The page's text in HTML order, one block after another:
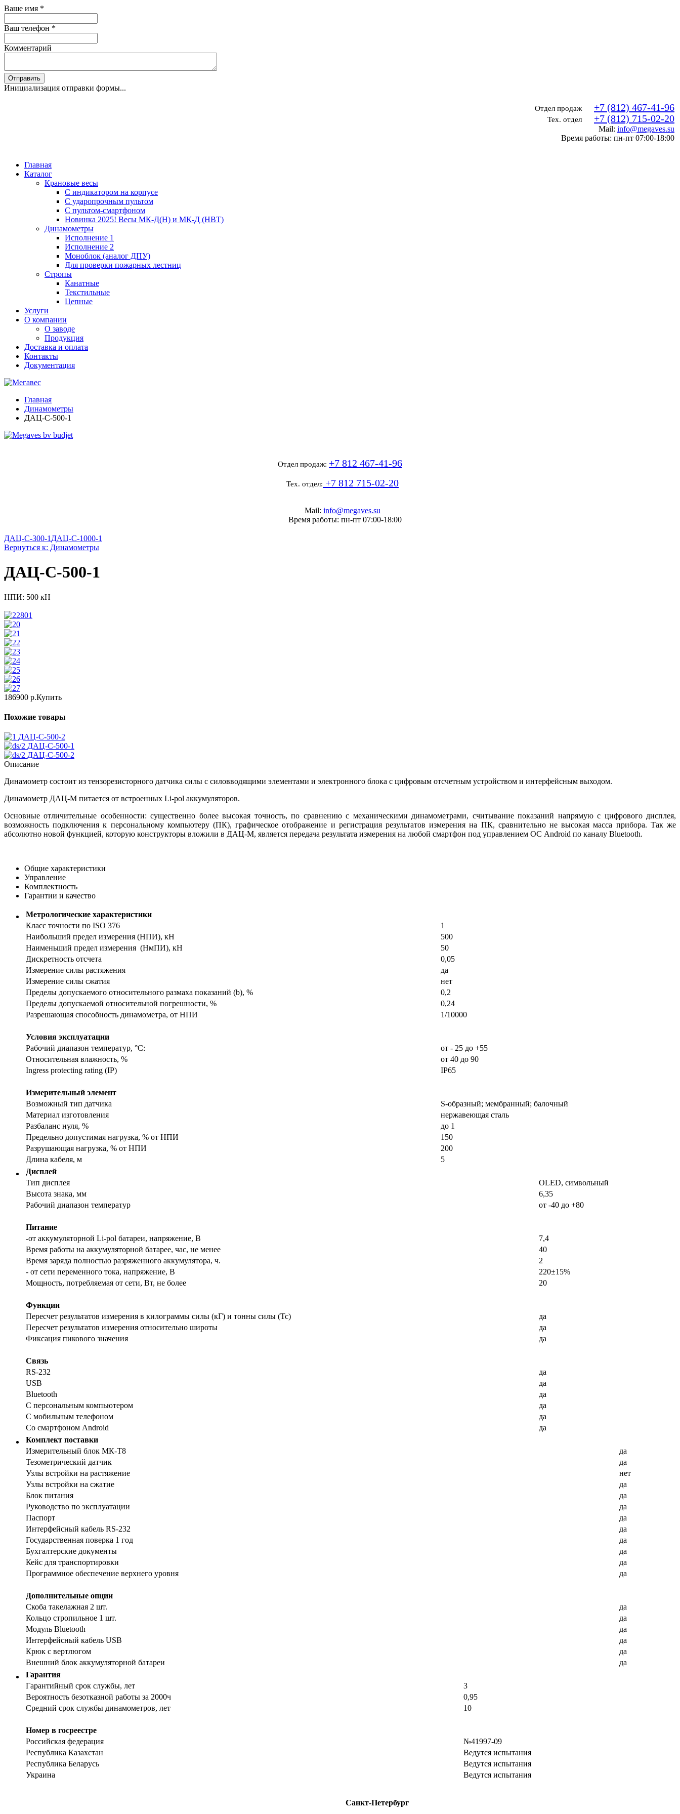
Ваше имя *
Ваш телефон *
Комментарий
Отправить
Инициализация отправки формы...
Отдел продаж +7 (812) 467-41-96
Тех. отдел +7 (812) 715-02-20
Mail: info@megaves.su
Время работы: пн-пт 07:00-18:00
Главная
Каталог
Крановые весы
С индикатором на корпусе
С ударопрочным пультом
С пультом-смартфоном
Новинка 2025! Весы МК-Д(Н) и МК-Д (НВТ)
Динамометры
Исполнение 1
Исполнение 2
Моноблок (аналог ДПУ)
Для проверки пожарных лестниц
Стропы
Канатные
Текстильные
Цепные
Услуги
О компании
О заводе
Продукция
Доставка и оплата
Контакты
Документация
Главная
Динамометры
ДАЦ-С-500-1
Отдел продаж: +7 812 467-41-96
Тех. отдел: +7 812 715-02-20
Mail: info@megaves.su
Время работы: пн-пт 07:00-18:00
ДАЦ-С-300-1 ДАЦ-С-1000-1
Вернуться к: Динамометры
ДАЦ-С-500-1
НПИ: 500 кН
186900 р.Купить
Похожие товары
ДАЦ-С-500-2
ДАЦ-С-500-1
ДАЦ-С-500-2
Описание
Динамометр состоит из тензорезисторного датчика силы с силовводящими элементами и электронного блока с цифровым отсчетным устройством и интерфейсным выходом.
Динамометр ДАЦ-М питается от встроенных Li-pol аккумуляторов.
Основные отличительные особенности: существенно более высокая точность, по сравнению с механическими динамометрами, считывание показаний напрямую с цифрового дисплея,
возможность подключения к персональному компьютеру (ПК), графическое отображение и регистрация результатов измерения на ПК, сравнительно не высокая масса прибора. Так же
абсолютно новой функцией, которую конструкторы вложили в ДАЦ-М, является передача результата измерения на любой смартфон под управлением ОС Android по каналу Bluetooth.
Общие характеристики
Управление
Комплектность
Гарантии и качество
Метрологические характеристики
Класс точности по ISO 376
1
Наибольший предел измерения (НПИ), кН
500
Наименьший предел измерения (НмПИ), кН
50
Дискретность отсчета
0,05
Измерение силы растяжения
да
Измерение силы сжатия
нет
Пределы допускаемого относительного размаха показаний (b), %
0,2
Пределы допускаемой относительной погрешности, %
0,24
Разрешающая способность динамометра, от НПИ
1/10000
Условия эксплуатации
Рабочий диапазон температур, °С:
от - 25 до +55
Относительная влажность, %
от 40 до 90
Ingress protecting rating (IP)
IP65
Измерительный элемент
Возможный тип датчика
S-образный; мембранный; балочный
Материал изготовления
нержавеющая сталь
Разбаланс нуля, %
до 1
Предельно допустимая нагрузка, % от НПИ
150
Разрушающая нагрузка, % от НПИ
200
Длина кабеля, м
5
Дисплей
Тип дисплея
OLED, символьный
Высота знака, мм
6,35
Рабочий диапазон температур
от -40 до +80
Питание
-от аккумуляторной Li-pol батареи, напряжение, В
7,4
Время работы на аккумуляторной батарее, час, не менее
40
Время заряда полностью разряженного аккумулятора, ч.
2
- от сети переменного тока, напряжение, В
220±15%
Мощность, потребляемая от сети, Вт, не более
20
Функции
Пересчет результатов измерения в килограммы силы (кГ) и тонны силы (Тс)
да
Пересчет результатов измерения относительно широты
да
Фиксация пикового значения
да
Связь
RS-232
да
USB
да
Bluetooth
да
С персональным компьютером
да
С мобильным телефоном
да
Со смартфоном Android
да
Комплект поставки
Измерительный блок МК-Т8
да
Тезометрический датчик
да
Узлы встройки на растяжение
нет
Узлы встройки на сжатие
да
Блок питания
да
Руководство по эксплуатации
да
Паспорт
да
Интерфейсный кабель RS-232
да
Государственная поверка 1 год
да
Бухгалтерские документы
да
Кейс для транспортировки
да
Программное обеспечение верхнего уровня
да
Дополнительные опции
Скоба такелажная 2 шт.
да
Кольцо стропильное 1 шт.
да
Модуль Bluetooth
да
Интерфейсный кабель USB
да
Крюк с вертлюгом
да
Внешний блок аккумуляторной батареи
да
Гарантия
Гарантийный срок службы, лет
3
Вероятность безотказной работы за 2000ч
0,95
Средний срок службы динамометров, лет
10
Номер в госреестре
Российская федерация
№41997-09
Республика Казахстан
Ведутся испытания
Республика Беларусь
Ведутся испытания
Украина
Ведутся испытания
Санкт-Петербург